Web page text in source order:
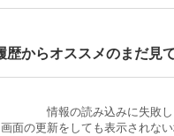
歴からオススメのまだ見
情報の読み込みに失敗し
画面の更新をしても表示されな